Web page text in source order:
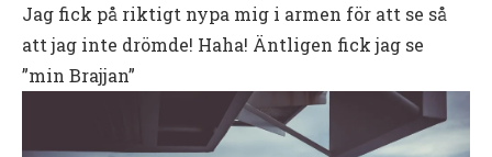
Jag fick på riktigt nypa mig i armen för att se så
att jag inte drömde! Haha! Äntligen fick jag se
”min Brajjan”